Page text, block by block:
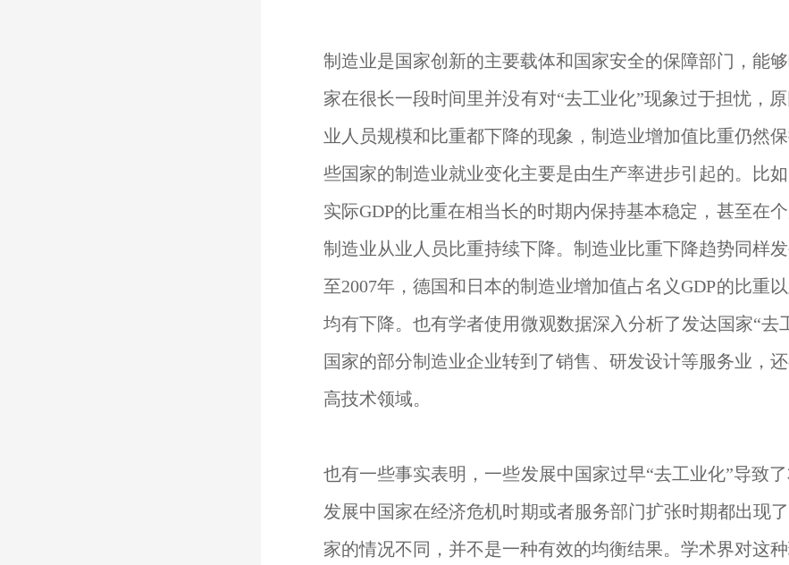
制造业是国家创新的主要载体和国家安全的保障部门，能
家在很长一段时间里并没有对“去工业化”现象过于担忧，
业人员规模和比重都下降的现象，制造业增加值比重仍然
些国家的制造业就业变化主要是由生产率进步引起的。比
实际GDP的比重在相当长的时期内保持基本稳定，甚至在
制造业从业人员比重持续下降。制造业比重下降趋势同样
至2007年，德国和日本的制造业增加值占名义GDP的比重
均有下降。也有学者使用微观数据深入分析了发达国家“去
国家的部分制造业企业转到了销售、研发设计等服务业，
高技术领域。
也有一些事实表明，一些发展中国家过早“去工业化”导致
发展中国家在经济危机时期或者服务部门扩张时期都出现
家的情况不同，并不是一种有效的均衡结果。学术界对这